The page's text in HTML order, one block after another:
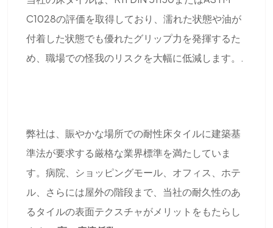
C1028の評価を取得しており、濡れた状態や油が
付着した状態でも優れたグリップ力を発揮するた
め、職場での怪我のリスクを大幅に低減します。.
弊社は、賑やかな場所での耐性床タイルに建築基
準法が要求する厳格な業界標準を満たしていま
す。病院、ショッピングモール、オフィス、ホテ
ル、さらには屋外の階段まで、当社の耐久性のあ
るタイルの表面テクスチャがメリットをもたらし